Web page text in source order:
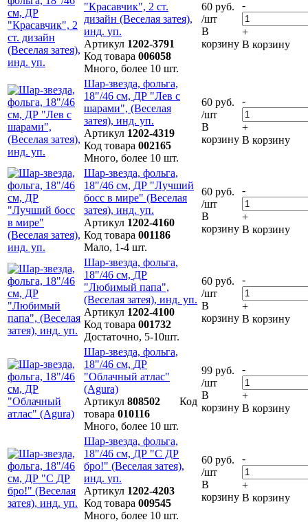
"Красавчик", 2 ст.
дизайн (Веселая затея),
инд. уп.
Артикул 1202-3791
Код товара 006058
Много, более 10 шт.
60 руб.
/шт
В
корзину
-
+
В корзину
Шар-звезда, фольга,
18"/46 см, ДР "Лев с
шарами", (Веселая
затея), инд. уп.
Артикул 1202-4319
Код товара 002165
Много, более 10 шт.
60 руб.
/шт
В
корзину
-
+
В корзину
Шар-звезда, фольга,
18"/46 см, ДР "Лучший
босс в мире" (Веселая
затея), инд. уп.
Артикул 1202-4160
Код товара 001186
Мало, 1-4 шт.
60 руб.
/шт
В
корзину
-
+
В корзину
Шар-звезда, фольга,
18"/46 см, ДР
"Любимый папа",
(Веселая затея), инд. уп.
Артикул 1202-4100
Код товара 001732
Достаточно, 5-10шт.
60 руб.
/шт
В
корзину
-
+
В корзину
Шар-звезда, фольга,
18"/46 см, ДР
"Облачный атлас"
(Agura)
Артикул 808502 Код
товара 010116
Много, более 10 шт.
99 руб.
/шт
В
корзину
-
+
В корзину
Шар-звезда, фольга,
18"/46 см, ДР "С ДР
бро!" (Веселая затея),
инд. уп.
Артикул 1202-4203
Код товара 009545
Много, более 10 шт.
60 руб.
/шт
В
корзину
-
+
В корзину